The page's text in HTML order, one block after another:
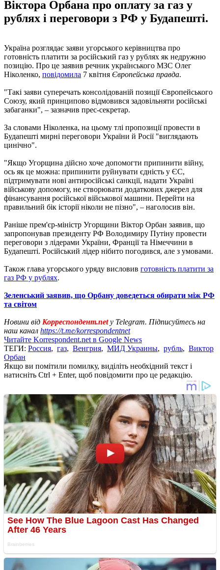
Віктора Орбана про оплату за газ у
рублях і переговори з РФ у Будапешті.
Україна розглядає заяви угорського керівництва про
готовність платити за російський газ у рублях як недружню
позицію. Про це заявив речник українського МЗС Олег
Ніколенко, повідомила 7 квітня Європейська правда.
"Такі заяви суперечать консолідованій позиції Європейського
Союзу, який принципово відмовився задовільняти російські
забаганки", – зазначив прес-секретар.
За словами Ніколенка, на цьому тлі пропозиції провести в
Будапешті мирні переговори України й Росії "виглядають
цинічно".
"Якщо Угорщина дійсно хоче допомогти припинити війну,
ось як це можна: припинити руйнувати єдність у ЄС,
підтримувати нові антиросійські санкції, надати Україні
військову допомогу, не створювати додаткових джерел для
фінансування російської військової машини. Перейти на
правильний бік історії ніколи не пізно", – наголосив він.
Раніше прем'єр-міністр Угорщини Віктор Орбан заявив, що
запропонував президенту РФ Володимиру Путіну провести
переговори з лідерами України, Франції та Німеччини в
Будапешті. Російський лідер нібито погодився, але з умовами.
Також глава угорського уряду висловив готовність платити за
газ РФ у рублях.
Зеленський заявив, що Орбану доведеться обирати між РФ
та світом
Новини від Корреспондент.netу Telegram. Підписуйтесь на
наш канал https://t.me/korrespondentnet
Читайте Korrespondent.net в Google News
ТЕГИ: Россия, газ, Венгрия, МИД Украины, рубль, Виктор
Орбан
Якщо ви помітили помилку, виділіть необхідний текст і
натисніть Ctrl + Enter, щоб повідомити про це редакцію.